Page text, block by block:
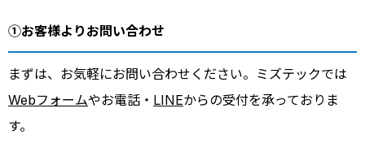
①お客様よりお問い合わせ
まずは、お気軽にお問い合わせください。ミズテックでは
Webフォームやお電話・ LINEからの受付を承っておりま
す。